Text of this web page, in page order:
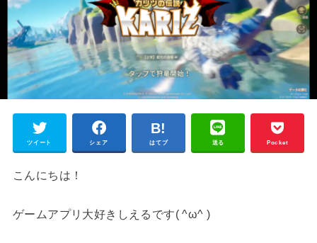
ツイート シェア はてブ 送る Pocket
こんにちは！
ゲームアプリ大好きしえるです( ^ω^ )